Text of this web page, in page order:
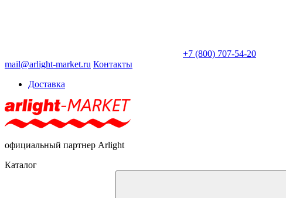
+7 (800) 707-54-20
mail@arlight-market.ru Контакты
Доставка
официальный партнер Arlight
Каталог